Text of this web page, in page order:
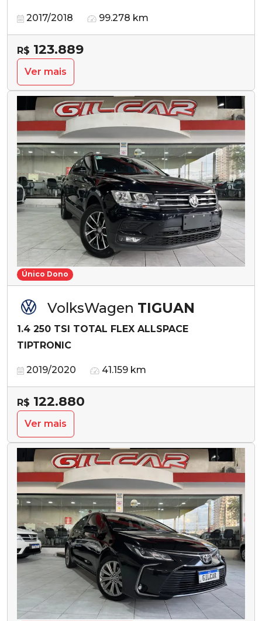
2017/2018 99.278 km
R$ 123.889
Ver mais
Único Dono
VolksWagen TIGUAN
1.4 250 TSI TOTAL FLEX ALLSPACE
TIPTRONIC
2019/2020 41.159 km
R$ 122.880
Ver mais